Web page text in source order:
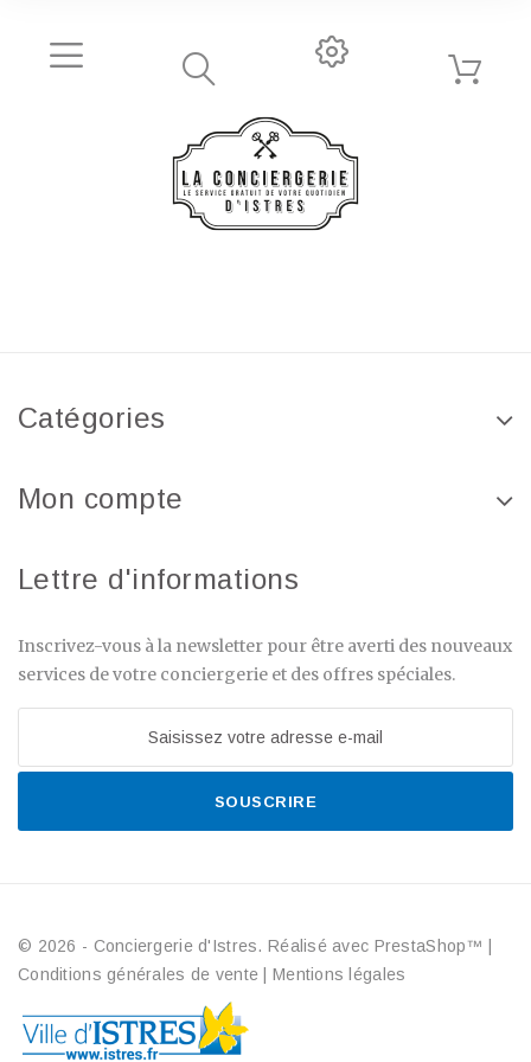
Catégories
Mon compte
Lettre d'informations
Inscrivez-vous à la newsletter pour être averti des nouveaux
services de votre conciergerie et des offres spéciales.
SOUSCRIRE
© 2026 - Conciergerie d'Istres. Réalisé avec PrestaShop™
Conditions générales de vente
Mentions légales